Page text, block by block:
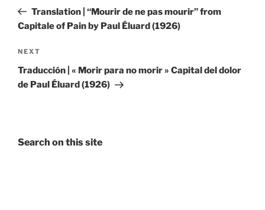
PostTranslation | “Mourir de ne pas mourir” from
Capitale of Pain by Paul Éluard (1926)
Next
Post
NEXT
Traducción | « Morir para no morir » Capital del dolor
de Paul Éluard (1926)
Search on this site